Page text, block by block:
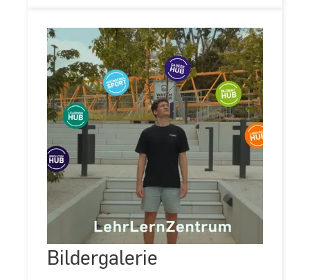
©
LehrLernZentrum
|Bildergalerie
Bildergalerie